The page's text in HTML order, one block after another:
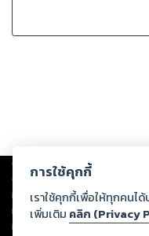
Copyright © 2026
ต่อผลงานหรือเนื้อหาใดที่อัปโหลด
ทรัพย์สินทางปัญญาของบุคคลอื่น
ทุกท่านโปรดใช้วิจารณญาณในกา
หนึ่งส่วนใดขัดต่อกฎหมายและศีล
การใช้คุกกี้
เราใช้คุกกี้เพื่อให้ทุกคนไ
เพิ่มเติม คลิก (Privacy